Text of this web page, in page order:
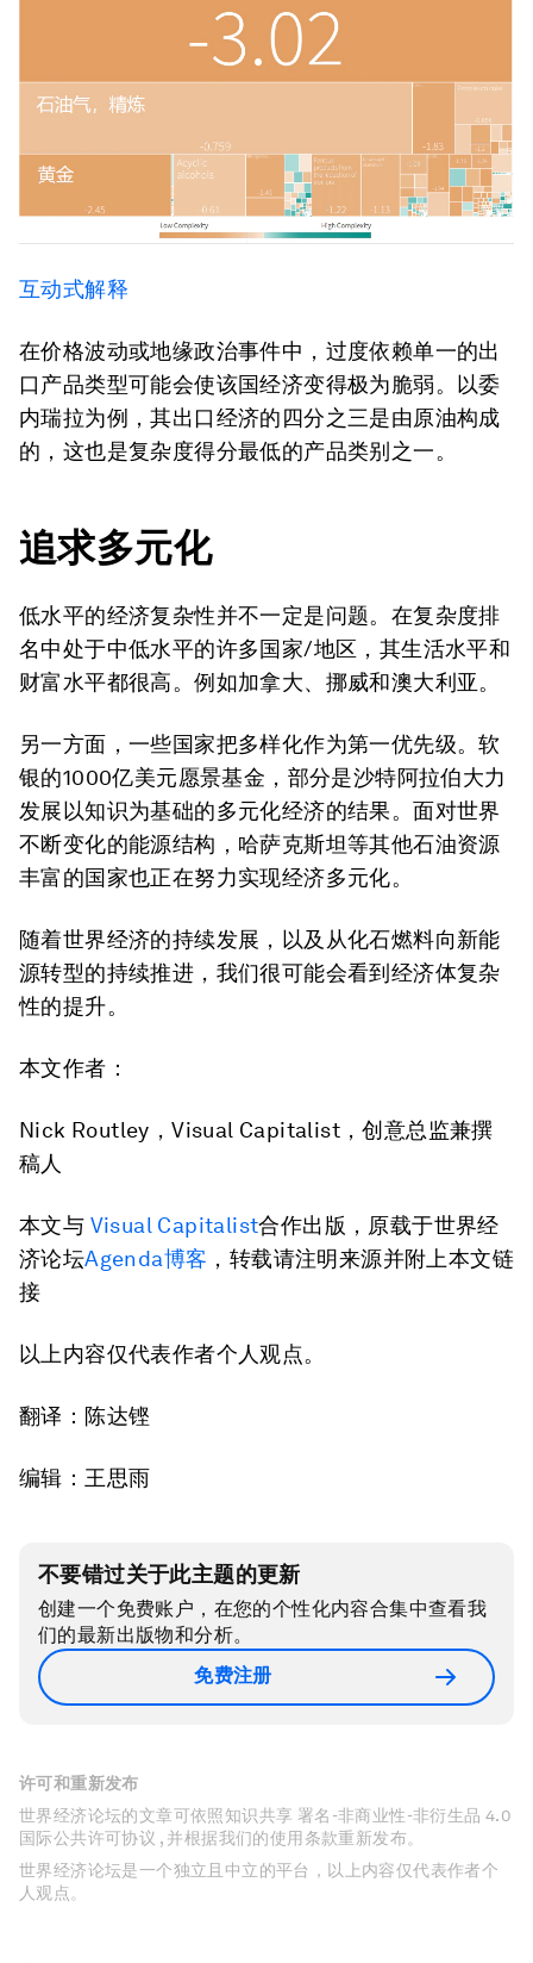
互动式解释
在价格波动或地缘政治事件中，过度依赖单一的出
口产品类型可能会使该国经济变得极为脆弱。以委
内瑞拉为例，其出口经济的四分之三是由原油构成
的，这也是复杂度得分最低的产品类别之一。
追求多元化
低水平的经济复杂性并不一定是问题。在复杂度排
名中处于中低水平的许多国家/地区，其生活水平和
财富水平都很高。例如加拿大、挪威和澳大利亚。
另一方面，一些国家把多样化作为第一优先级。软
银的1000亿美元愿景基金，部分是沙特阿拉伯大力
发展以知识为基础的多元化经济的结果。面对世界
不断变化的能源结构，哈萨克斯坦等其他石油资源
丰富的国家也正在努力实现经济多元化。
随着世界经济的持续发展，以及从化石燃料向新能
源转型的持续推进，我们很可能会看到经济体复杂
性的提升。
本文作者：
Nick Routley，Visual Capitalist，创意总监兼撰
稿人
本文与 Visual Capitalist合作出版，原载于世界经
济论坛Agenda博客 ，转载请注明来源并附上本文链
接
以上内容仅代表作者个人观点。
翻译：陈达铿
编辑：王思雨
不要错过关于此主题的更新
创建一个免费账户，在您的个性化内容合集中查看我
们的最新出版物和分析。
免费注册
许可和重新发布
世界经济论坛的文章可依照知识共享 署名-非商业性-非衍生品 4.0
国际公共许可协议 , 并根据我们的使用条款重新发布。
世界经济论坛是一个独立且中立的平台，以上内容仅代表作者个
人观点。